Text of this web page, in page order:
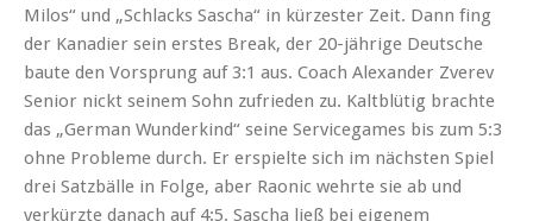
Milos“ und „Schlacks Sascha“ in kürzester Zeit. Dann fing
der Kanadier sein erstes Break, der 20-jährige Deutsche
baute den Vorsprung auf 3:1 aus. Coach Alexander Zverev
Senior nickt seinem Sohn zufrieden zu. Kaltblütig brachte
das „German Wunderkind“ seine Servicegames bis zum 5:3
ohne Probleme durch. Er erspielte sich im nächsten Spiel
drei Satzbälle in Folge, aber Raonic wehrte sie ab und
verkürzte danach auf 4:5. Sascha ließ bei eigenem